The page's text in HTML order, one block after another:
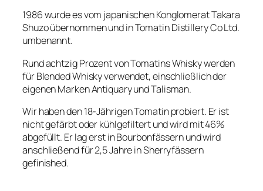
1986 wurde es vom japanischen Konglomerat Takara
Shuzo übernommen und in Tomatin Distillery Co Ltd.
umbenannt.
Rund achtzig Prozent von Tomatins Whisky werden
für Blended Whisky verwendet, einschließlich der
eigenen Marken Antiquary und Talisman.
Wir haben den 18-Jährigen Tomatin probiert. Er ist
nicht gefärbt oder kühlgefiltert und wird mit 46%
abgefüllt. Er lag erst in Bourbonfässern und wird
anschließend für 2,5 Jahre in Sherryfässern
gefinished.